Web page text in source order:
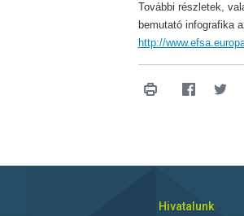
További részletek,
bemutató infografika
http://
Hivatalunk